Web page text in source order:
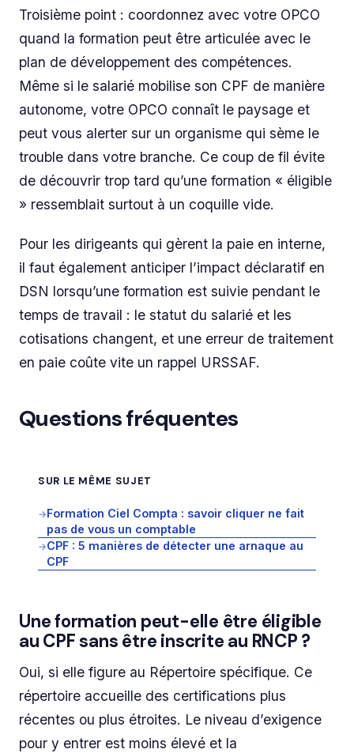
Troisième point : coordonnez avec votre OPCO
quand la formation peut être articulée avec le
plan de développement des compétences.
Même si le salarié mobilise son CPF de manière
autonome, votre OPCO connaît le paysage et
peut vous alerter sur un organisme qui sème le
trouble dans votre branche. Ce coup de fil évite
de découvrir trop tard qu’une formation « éligible
» ressemblait surtout à un coquille vide.
Pour les dirigeants qui gèrent la paie en interne,
il faut également anticiper l’impact déclaratif en
DSN lorsqu’une formation est suivie pendant le
temps de travail : le statut du salarié et les
cotisations changent, et une erreur de traitement
en paie coûte vite un rappel URSSAF.
Questions fréquentes
SUR LE MÊME SUJET
→Formation Ciel Compta : savoir cliquer ne fait
pas de vous un comptable
→CPF : 5 manières de détecter une arnaque au
CPF
Une formation peut-elle être éligible
au CPF sans être inscrite au RNCP ?
Oui, si elle figure au Répertoire spécifique. Ce
répertoire accueille des certifications plus
récentes ou plus étroites. Le niveau d’exigence
pour y entrer est moins élevé et la